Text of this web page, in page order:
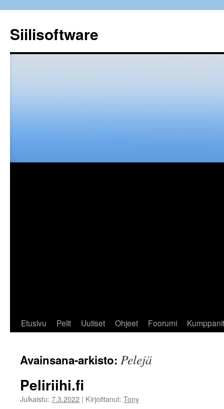
Siilisoftware
Etusivu Pelit Uutiset Ohjeet Foorumi Kumppanit
Avainsana-arkisto: Pelejä
Peliriihi.fi
Julkaistu: 7.3.2022 | Kirjoittanut: Tony